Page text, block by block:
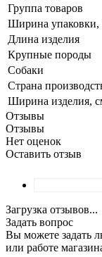
Группа товаров
Ширина упаковки,
Длина изделия
Крупные породы
Собаки
Страна
Ширина изделия,
Отзывы
Отзывы
Нет оценок
Оставить отзыв
Загрузка отзывов...
Задать вопрос
Вы можете задать
или работе